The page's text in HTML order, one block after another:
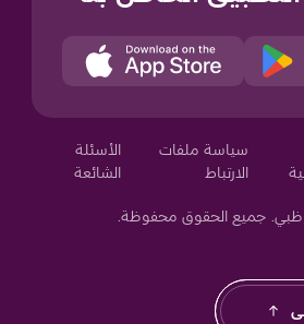
سياسة ملفات
الارتباط
الأسئلة
الشائعة